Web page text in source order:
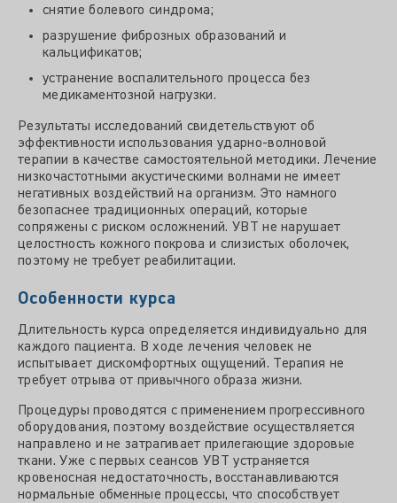
снятие болевого синдрома;
разрушение фиброзных образований и
кальцификатов;
устранение воспалительного процесса без
медикаментозной нагрузки.
Результаты исследований свидетельствуют об
эффективности использования ударно-волновой
терапии в качестве самостоятельной методики. Лечение
низкочастотными акустическими волнами не имеет
негативных воздействий на организм. Это намного
безопаснее традиционных операций, которые
сопряжены с риском осложнений. УВТ не нарушает
целостность кожного покрова и слизистых оболочек,
поэтому не требует реабилитации.
Особенности курса
Длительность курса определяется индивидуально для
каждого пациента. В ходе лечения человек не
испытывает дискомфортных ощущений. Терапия не
требует отрыва от привычного образа жизни.
Процедуры проводятся с применением прогрессивного
оборудования, поэтому воздействие осуществляется
направлено и не затрагивает прилегающие здоровые
ткани. Уже с первых сеансов УВТ устраняется
кровеносная недостаточность, восстанавливаются
нормальные обменные процессы, что способствует